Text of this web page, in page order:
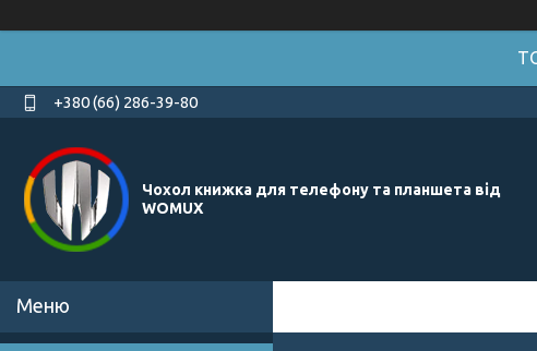
+380 (66) 286-39-80
Чохол книжка для телефону та планшета від
WOMUX